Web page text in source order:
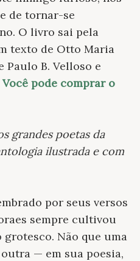
de tornar-se
O livro sai pela
texto de Otto Maria
Paulo B. Velloso e
Você pode comprar o
grandes poetas da
ilustrada e com
por seus versos
sempre cultivou
Não que uma
— em sua poesia,